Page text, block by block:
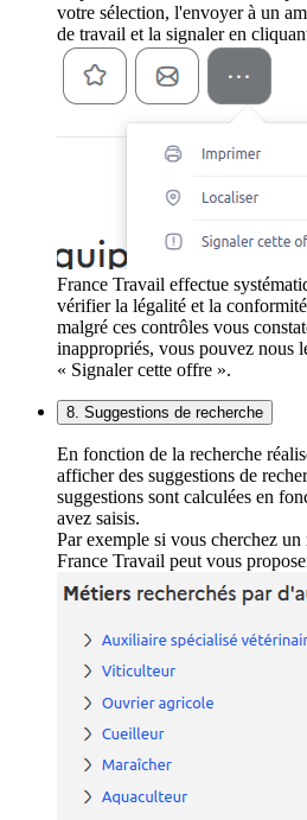
votre sélection, l'envoyer à un
de travail et la signaler en
France Travail effectue
vérifier la légalité et la
malgré ces contrôles vous
inappropriés, vous pouvez nous
« Signaler cette offre ».
8. Suggestions de recherche
En fonction de la recherche
afficher des suggestions de
suggestions sont calculées en
avez saisis.
Par exemple si vous cherchez
France Travail peut vous